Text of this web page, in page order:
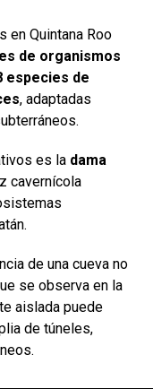
en Quintana Roo
de organismos
especies de
, adaptadas
es la dama
cavernícola
de una cueva no
se observa en la
aislada puede
de túneles,